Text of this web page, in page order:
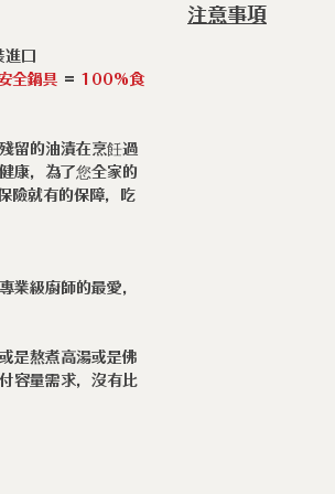
口
全鍋具 = 100%食
留的油漬在烹飪過
康，為了您全家的
險就有的保障，吃
業級廚師的最愛，
是熬煮高湯或是佛
容量需求，沒有比
爐 ◆瓦斯爐
注意事項